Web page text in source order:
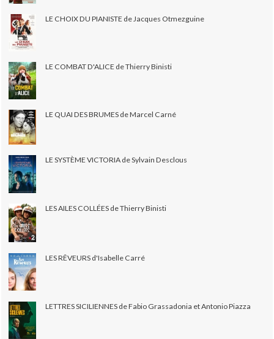
LE CHOIX DU PIANISTE de Jacques Otmezguine
LE COMBAT D'ALICE de Thierry Binisti
LE QUAI DES BRUMES de Marcel Carné
LE SYSTÈME VICTORIA de Sylvain Desclous
LES AILES COLLÉES de Thierry Binisti
LES RÊVEURS d'Isabelle Carré
LETTRES SICILIENNES de Fabio Grassadonia et Antonio Piazza